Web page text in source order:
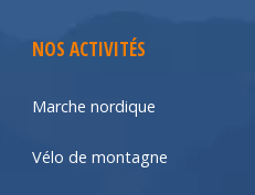
NOS ACTIVITÉS
Marche nordique
Vélo de montagne